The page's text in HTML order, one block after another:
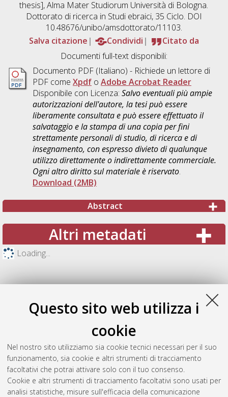
Questo sito web utilizza i
cookie
Nel nostro sito utilizziamo sia cookie tecnici necessari per il suo
funzionamento, sia cookie e altri strumenti di tracciamento
facoltativi che potrai attivare solo con il tuo consenso.
Cookie e altri strumenti di tracciamento facoltativi sono usati per
analisi statistiche, misure sull'efficacia della comunicazione
thesis], Alma Mater Studiorum Università di Bologna.
Dottorato di ricerca in Studi ebraici, 35 Ciclo. DOI
10.48676/unibo/amsdottorato/11103.
Salva citazione
Condividi
Citato da
Documenti full-text disponibili:
Documento PDF(Italiano) - Richiede un lettore di
PDF come Xpdfo Adobe Acrobat Reader
Disponibile con Licenza: Salvo eventuali più ampie
autorizzazioni dell'autore, la tesi può essere
liberamente consultata e può essere effettuato il
salvataggio e la stampa di una copia per fini
strettamente personali di studio, di ricerca e di
insegnamento, con espresso divieto di qualunque
utilizzo direttamente o indirettamente commerciale.
Ogni altro diritto sul materiale è riservato.
Download (2MB)
Abstract
Altri metadati
Loading...
Gestione del documento: